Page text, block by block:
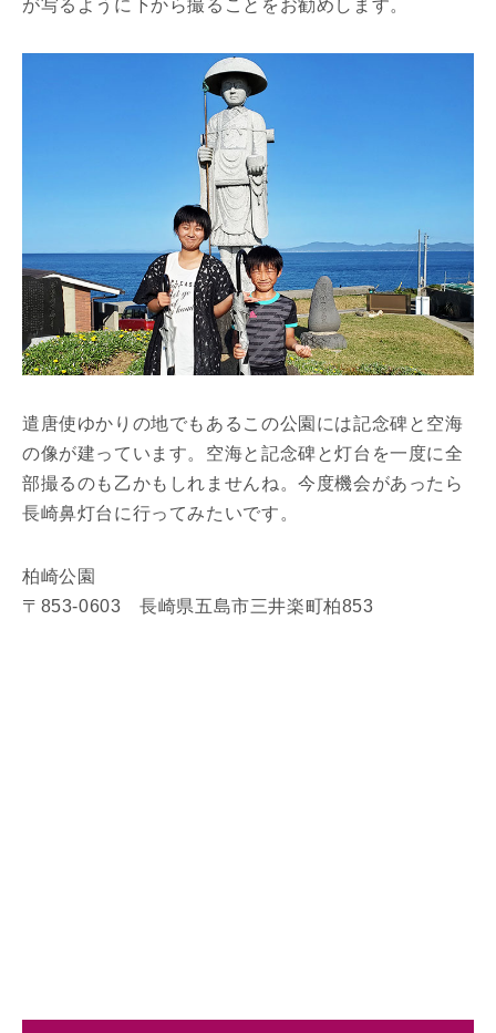
が写るように下から撮ることをお勧めします。
遣唐使ゆかりの地でもあるこの公園には記念碑と空海
の像が建っています。空海と記念碑と灯台を一度に全
部撮るのも乙かもしれませんね。今度機会があったら
長崎鼻灯台に行ってみたいです。
柏崎公園
〒853-0603 長崎県五島市三井楽町柏853